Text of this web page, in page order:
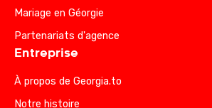
Mariage en Géorgie
Partenariats d'agence
Entreprise
À propos de Georgia.to
Notre histoire